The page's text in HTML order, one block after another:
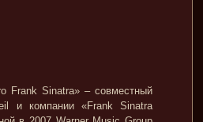
Frank Sinatra» – совместный
и компании «Frank Sinatra